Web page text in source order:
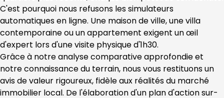
C'est pourquoi nous refusons les simulateurs
automatiques en ligne. Une maison de ville, une villa
contemporaine ou un appartement exigent un œil
d'expert lors d'une visite physique d'1h30.
Grâce à notre analyse comparative approfondie et
notre connaissance du terrain, nous vous restituons un
avis de valeur rigoureux, fidèle aux réalités du marché
immobilier local. De l'élaboration d'un plan d'action sur-